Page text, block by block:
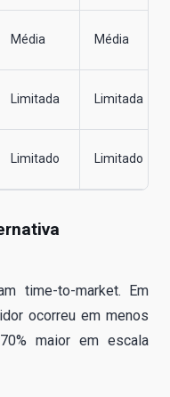
Média Média
Limitada Limitada
Limitado Limitado
time-to-market. Em
ocorreu em menos
maior em escala